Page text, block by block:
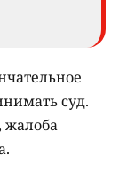
суд.
жалоба